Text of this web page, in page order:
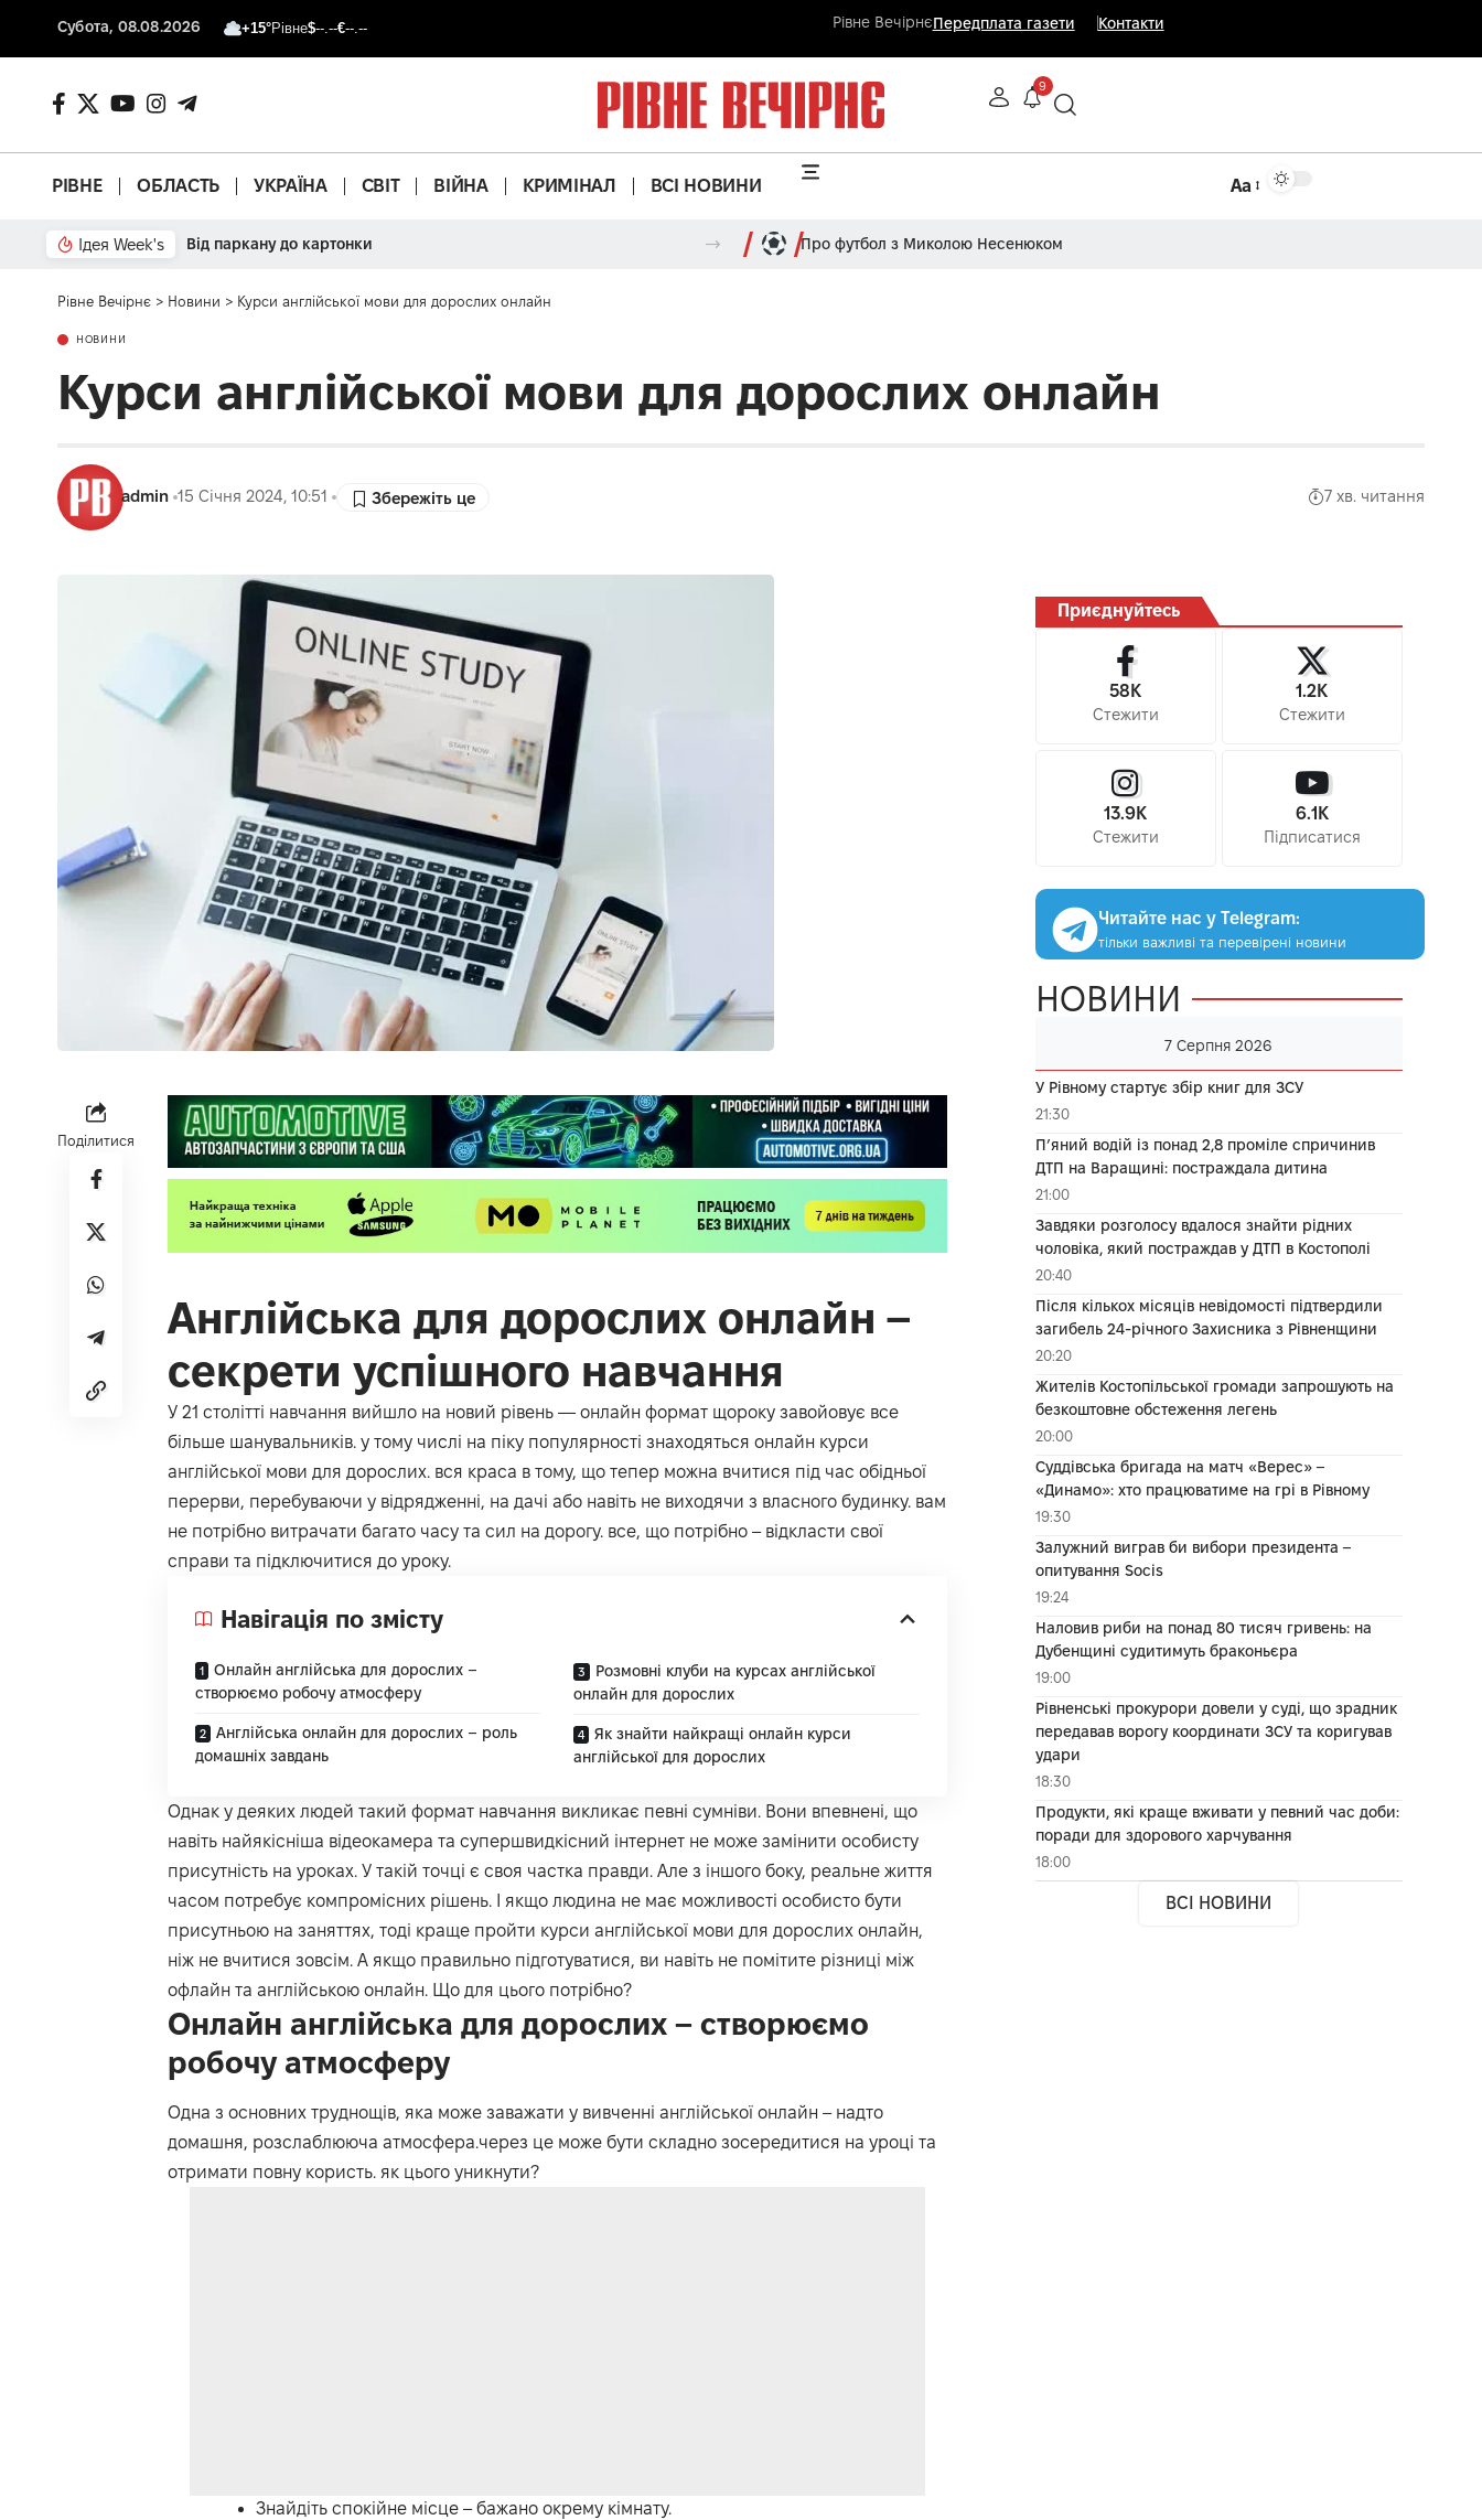
Субота, 08.08.2026 +15°Рівне$--.--€--.-- Рівне ВечірнєПередплата газети Контакти
9
РІВНЕ ОБЛАСТЬ УКРАЇНА СВІТ ВІЙНА КРИМІНАЛ ВСІ НОВИНИ Аа
Ідея Week's Від паркану до картонки Про футбол з Миколою Несенюком
Рівне Вечірнє > Новини > Курси англійської мови для дорослих онлайн
НОВИНИ
Курси англійської мови для дорослих онлайн
admin 15 Січня 2024, 10:51 7 хв. читання
Поділитися
Англійська для дорослих онлайн –
секрети успішного навчання
У 21 столітті навчання вийшло на новий рівень — онлайн формат щороку завойовує все
більше шанувальників. у тому числі на піку популярності знаходяться онлайн курси
англійської мови для дорослих. вся краса в тому, що тепер можна вчитися під час обідньої
перерви, перебуваючи у відрядженні, на дачі або навіть не виходячи з власного будинку. вам
не потрібно витрачати багато часу та сил на дорогу. все, що потрібно – відкласти свої
справи та підключитися до уроку.
Навігація по змісту
Онлайн англійська для дорослих –
створюємо робочу атмосферу
Англійська онлайн для дорослих – роль
домашніх завдань
Розмовні клуби на курсах англійської
онлайн для дорослих
Як знайти найкращі онлайн курси
англійської для дорослих
Однак у деяких людей такий формат навчання викликає певні сумніви. Вони впевнені, що
навіть найякісніша відеокамера та супершвидкісний інтернет не може замінити особисту
присутність на уроках. У такій точці є своя частка правди. Але з іншого боку, реальне життя
часом потребує компромісних рішень. І якщо людина не має можливості особисто бути
присутньою на заняттях, тоді краще пройти курси англійської мови для дорослих онлайн,
ніж не вчитися зовсім. А якщо правильно підготуватися, ви навіть не помітите різниці між
офлайн та англійською онлайн. Що для цього потрібно?
Онлайн англійська для дорослих – створюємо
робочу атмосферу
Одна з основних труднощів, яка може заважати у вивченні англійської онлайн – надто
домашня, розслаблююча атмосфера.через це може бути складно зосередитися на уроці та
отримати повну користь. як цього уникнути?
Знайдіть спокійне місце – бажано окрему кімнату.
Приєднуйтесь
58K
Стежити
1.2K
Стежити
13.9K
Стежити
6.1K
Підписатися
Читайте нас у Telegram:
тільки важливі та перевірені новини
НОВИНИ
7 Серпня 2026
У Рівному стартує збір книг для ЗСУ
21:30
П’яний водій із понад 2,8 проміле спричинив
ДТП на Варащині: постраждала дитина
21:00
Завдяки розголосу вдалося знайти рідних
чоловіка, який постраждав у ДТП в Костополі
20:40
Після кількох місяців невідомості підтвердили
загибель 24-річного Захисника з Рівненщини
20:20
Жителів Костопільської громади запрошують на
безкоштовне обстеження легень
20:00
Суддівська бригада на матч «Верес» –
«Динамо»: хто працюватиме на грі в Рівному
19:30
Залужний виграв би вибори президента –
опитування Socis
19:24
Наловив риби на понад 80 тисяч гривень: на
Дубенщині судитимуть браконьєра
19:00
Рівненські прокурори довели у суді, що зрадник
передавав ворогу координати ЗСУ та коригував
удари
18:30
Продукти, які краще вживати у певний час доби:
поради для здорового харчування
18:00
ВСІ НОВИНИ